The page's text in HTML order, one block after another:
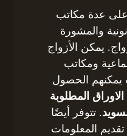
على عدة مكاتب
والمشورة
يمكن الأزواج
ومكاتب
يمكنهم الحصول
الاوراق المطلوبة
. تتوفر أيضًا
المعلومات